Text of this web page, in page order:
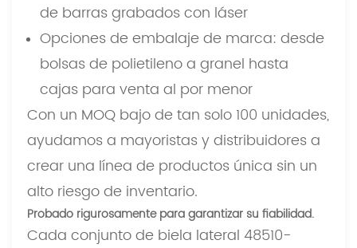
de barras grabados con láser
Opciones de embalaje de marca: desde
bolsas de polietileno a granel hasta
cajas para venta al por menor
Con un MOQ bajo de tan solo 100 unidades,
ayudamos a mayoristas y distribuidores a
crear una línea de productos única sin un
alto riesgo de inventario.
Probado rigurosamente para garantizar su fiabilidad.
Cada conjunto de biela lateral 48510-